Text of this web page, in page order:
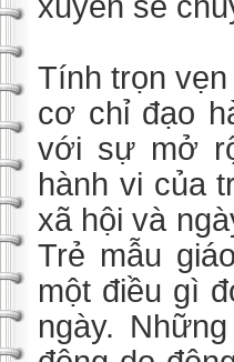
Tính trọn
cơ chỉ đạo
với sự mở
hành vi của
xã hội và
Trẻ mẫu
một điều gì
ngày.